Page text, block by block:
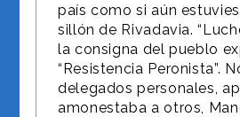
país como si aún
sillón de Rivadavia.
la consigna del pueblo
“Resistencia Peronista”.
delegados personales,
amonestaba a otros,